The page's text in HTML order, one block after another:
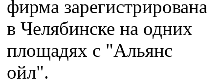
фирма зарегистрирована
в Челябинске на одних
площадях с "Альянс
ойл".